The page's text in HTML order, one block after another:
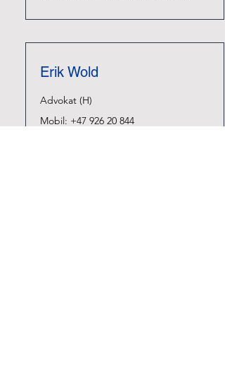
Erik Wold
Advokat (H)
Mobil: +47 926 20 844